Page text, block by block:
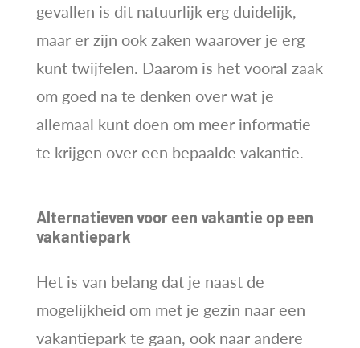
gevallen is dit natuurlijk erg duidelijk,
maar er zijn ook zaken waarover je erg
kunt twijfelen. Daarom is het vooral zaak
om goed na te denken over wat je
allemaal kunt doen om meer informatie
te krijgen over een bepaalde vakantie.
Alternatieven voor een vakantie op een
vakantiepark
Het is van belang dat je naast de
mogelijkheid om met je gezin naar een
vakantiepark te gaan, ook naar andere